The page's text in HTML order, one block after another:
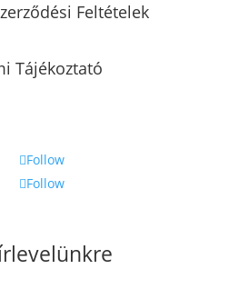
Feltételek
Tájékoztató
Follow
Follow